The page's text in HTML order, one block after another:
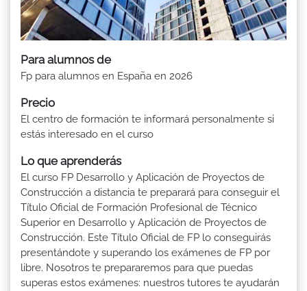
Para alumnos de
Fp para alumnos en España en 2026
Precio
El centro de formación te informará personalmente si
estás interesado en el curso
Lo que aprenderás
El curso FP Desarrollo y Aplicación de Proyectos de
Construcción a distancia te preparará para conseguir el
Título Oficial de Formación Profesional de Técnico
Superior en Desarrollo y Aplicación de Proyectos de
Construcción. Este Título Oficial de FP lo conseguirás
presentándote y superando los exámenes de FP por
libre. Nosotros te prepararemos para que puedas
superas estos exámenes: nuestros tutores te ayudarán